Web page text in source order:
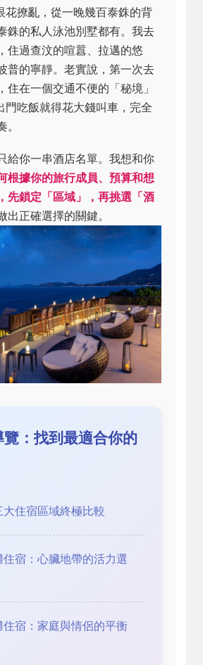
花撩亂，從一晚幾百泰銖的背
銖的私人泳池別墅都有。我去
住過查汶的喧囂、拉邁的悠
普的寧靜。老實說，第一次去
住在一個交通不便的「秘境」
門吃飯就得花大錢叫車，完全
。
給你一串酒店名單。我想和你
根據你的旅行成員、預算和想
先鎖定「區域」，再挑選「酒
出正確選擇的關鍵。
：找到最適合你的
大住宿區域終極比較
住宿：心臟地帶的活力選
住宿：家庭與情侶的平衡